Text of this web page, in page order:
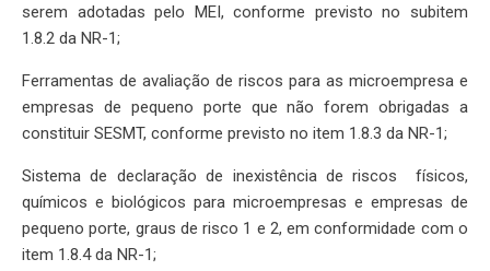
serem adotadas pelo MEI, conforme previsto no subitem
1.8.2 da NR-1;
Ferramentas de avaliação de riscos para as microempresa e
empresas de pequeno porte que não forem obrigadas a
constituir SESMT, conforme previsto no item 1.8.3 da NR-1;
Sistema de declaração de inexistência de riscos físicos,
químicos e biológicos para microempresas e empresas de
pequeno porte, graus de risco 1 e 2, em conformidade com o
item 1.8.4 da NR-1;